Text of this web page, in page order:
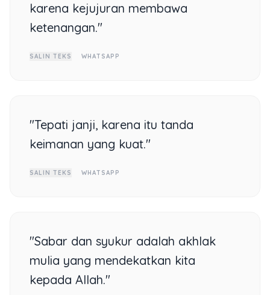
karena kejujuran membawa
ketenangan."
SALIN TEKS WHATSAPP
"Tepati janji, karena itu tanda
keimanan yang kuat."
SALIN TEKS WHATSAPP
"Sabar dan syukur adalah akhlak
mulia yang mendekatkan kita
kepada Allah."